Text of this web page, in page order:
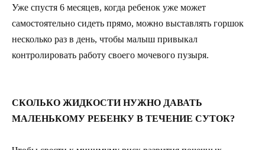
Уже спустя 6 месяцев, когда ребенок уже может
самостоятельно сидеть прямо, можно выставлять горшок
несколько раз в день, чтобы малыш привыкал
контролировать работу своего мочевого пузыря.
СКОЛЬКО ЖИДКОСТИ НУЖНО ДАВАТЬ
МАЛЕНЬКОМУ РЕБЕНКУ В ТЕЧЕНИЕ СУТОК?